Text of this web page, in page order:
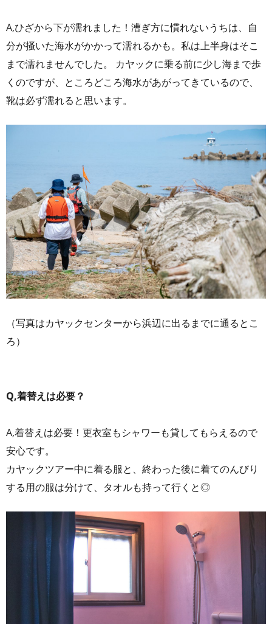
A,ひざから下が濡れました！漕ぎ方に慣れないうちは、自
分が掻いた海水がかかって濡れるかも。私は上半身はそこ
まで濡れませんでした。 カヤックに乗る前に少し海まで歩
くのですが、ところどころ海水があがってきているので、
靴は必ず濡れると思います。
（写真はカヤックセンターから浜辺に出るまでに通るとこ
ろ）
Q,着替えは必要？
A,着替えは必要！更衣室もシャワーも貸してもらえるので
安心です。
カヤックツアー中に着る服と、終わった後に着てのんびり
する用の服は分けて、タオルも持って行くと◎